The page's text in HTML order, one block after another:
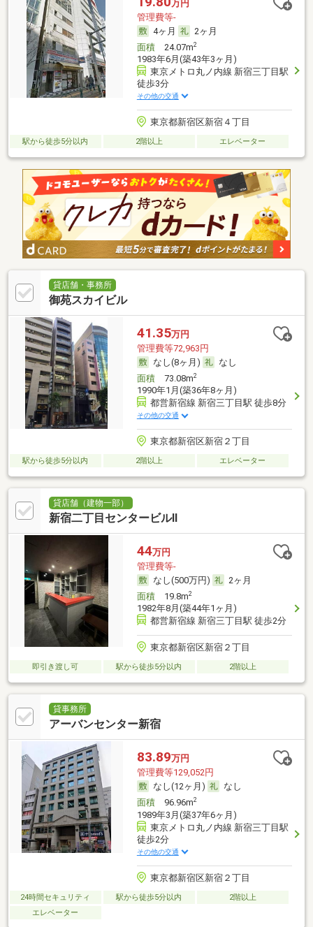
万円
管理費等-
4ヶ月
2ヶ月
面積24.07m2
1983年6月(築43年3ヶ月)
東京メトロ丸ノ内線 新宿三丁目駅
徒歩3分
その他の交通
東京都新宿区新宿４丁目
駅から徒歩5分以内 2階以上 エレベーター
貸店舗・事務所
御苑スカイビル
41.35万円
管理費等72,963円
なし(8ヶ月)
なし
面積73.08m2
1990年1月(築36年8ヶ月)
都営新宿線 新宿三丁目駅 徒歩8分
その他の交通
東京都新宿区新宿２丁目
駅から徒歩5分以内 2階以上 エレベーター
貸店舗（建物一部）
新宿二丁目センタービルⅡ
44万円
管理費等-
なし(500万円)
2ヶ月
面積19.8m2
1982年8月(築44年1ヶ月)
都営新宿線 新宿三丁目駅 徒歩2分
東京都新宿区新宿２丁目
即引き渡し可 駅から徒歩5分以内 2階以上
貸事務所
アーバンセンター新宿
83.89万円
管理費等129,052円
なし(12ヶ月)
なし
面積96.96m2
1989年3月(築37年6ヶ月)
東京メトロ丸ノ内線 新宿三丁目駅
徒歩2分
その他の交通
東京都新宿区新宿２丁目
24時間セキュリティ 駅から徒歩5分以内
2階以上
エレベーター